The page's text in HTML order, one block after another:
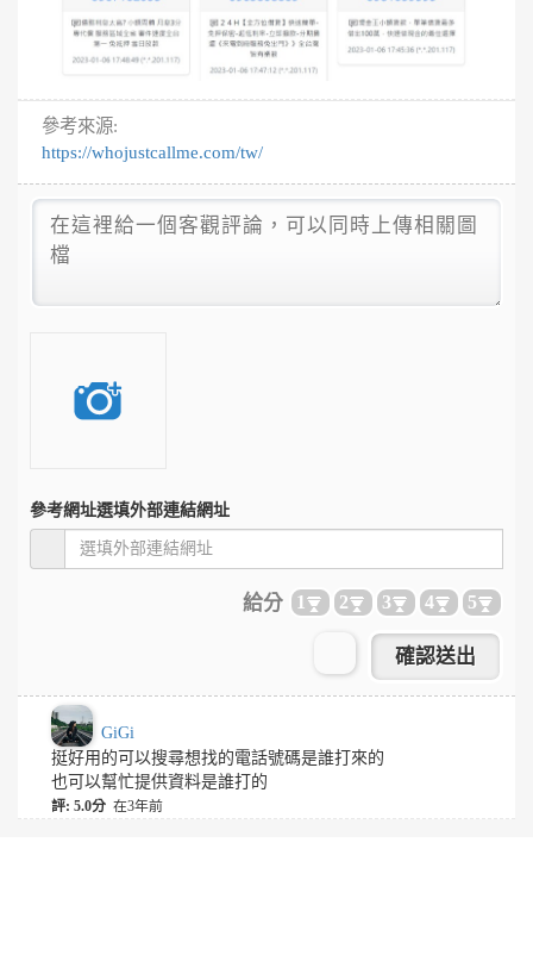
參考來源:
https://whojustcallme.com/tw/
參考網址選填外部連結網址
給分 1 2 3 4 5
GiGi
挺好用的可以搜尋想找的電話號碼是誰打來的
也可以幫忙提供資料是誰打的
評: 5.0分 在3年前